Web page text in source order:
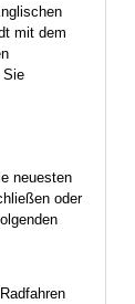
mit dem
Sie
neuesten
oder